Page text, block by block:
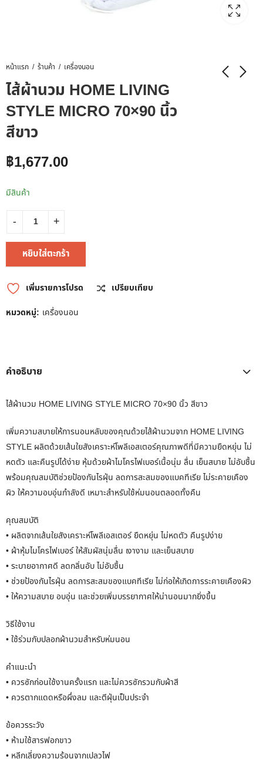
หน้าแรก ร้านค้า เครื่องนอน
ไส้ผ้านวม HOME LIVING
STYLE MICRO 70×90 นิ้ว
สีขาว
฿1,677.00
มีสินค้า
หยิบใส่ตะกร้า
เพิ่มรายการโปรด
เปรียบเทียบ
หมวดหมู่: เครื่องนอน
คำอธิบาย
ไส้ผ้านวม HOME LIVING STYLE MICRO 70×90 นิ้ว สีขาว
เพิ่มความสบายให้การนอนหลับของคุณด้วยไส้ผ้านวมจาก HOME LIVING
STYLE ผลิตด้วยเส้นใยสังเคราะห์โพลีเอสเตอร์คุณภาพดีที่มีความยืดหยุ่น ไม่
หดตัว และคืนรูปได้ง่าย หุ้มด้วยผ้าไมโครไฟเบอร์เนื้อนุ่ม ลื่น เย็นสบาย ไม่อับชื้น
พร้อมคุณสมบัติช่วยป้องกันไรฝุ่น ลดการสะสมของแบคทีเรีย ไม่ระคายเคือง
ผิว ให้ความอบอุ่นกำลังดี เหมาะสำหรับใช้ห่มนอนตลอดทั้งคืน
คุณสมบัติ
• ผลิตจากเส้นใยสังเคราะห์โพลีเอสเตอร์ ยืดหยุ่น ไม่หดตัว คืนรูปง่าย
• ผ้าหุ้มไมโครไฟเบอร์ ให้สัมผัสนุ่มลื่น เงางาม และเย็นสบาย
• ระบายอากาศดี ลดกลิ่นอับ ไม่อับชื้น
• ช่วยป้องกันไรฝุ่น ลดการสะสมของแบคทีเรีย ไม่ก่อให้เกิดการระคายเคืองผิว
• ให้ความสบาย อบอุ่น และช่วยเพิ่มบรรยากาศให้น่านอนมากยิ่งขึ้น
วิธีใช้งาน
• ใช้ร่วมกับปลอกผ้านวมสำหรับห่มนอน
คำแนะนำ
• ควรซักก่อนใช้งานครั้งแรก และไม่ควรซักรวมกับผ้าสี
• ควรตากแดดหรือผึ่งลม และตีฝุ่นเป็นประจำ
ข้อควรระวัง
• ห้ามใช้สารฟอกขาว
• หลีกเลี่ยงความร้อนจากเปลวไฟ